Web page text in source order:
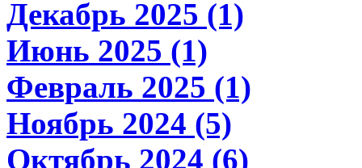
Декабрь 2025 (1)
Июнь 2025 (1)
Февраль 2025 (1)
Ноябрь 2024 (5)
Октябрь 2024 (6)